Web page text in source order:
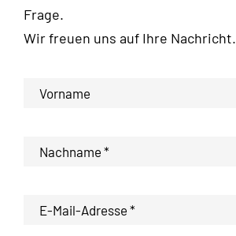
Frage.
Wir freuen uns auf Ihre Nachricht.